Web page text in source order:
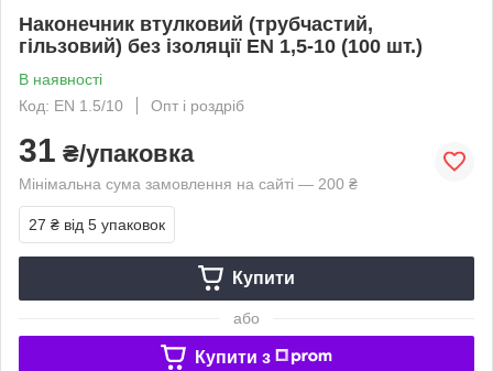
Наконечник втулковий (трубчастий,
гільзовий) без ізоляції EN 1,5-10 (100 шт.)
В наявності
Код: EN 1.5/10
Опт і роздріб
31 ₴/упаковка
Мінімальна сума замовлення на сайті — 200 ₴
27 ₴ від 5 упаковок
Купити
або
Купити з